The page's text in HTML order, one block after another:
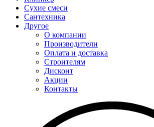
Сухие смеси
Сантехника
Другое
О компании
Производители
Оплата и доставка
Строителям
Дисконт
Акции
Контакты